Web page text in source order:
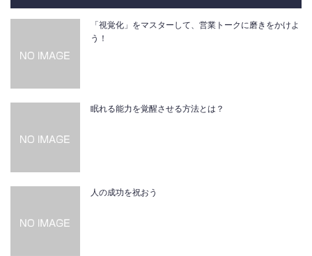
「視覚化」をマスターして、営業トークに磨きをかけよ
う！
眠れる能力を覚醒させる方法とは？
人の成功を祝おう